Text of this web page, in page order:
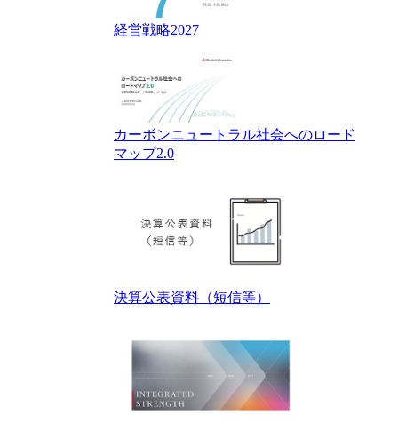
経営戦略2027
カーボンニュートラル社会へのロード
マップ2.0
決算公表資料（短信等）